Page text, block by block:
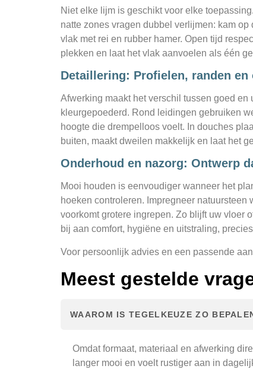
Niet elke lijm is geschikt voor elke
natte zones vragen dubbel verlijmen: kam
vlak met rei en rubber hamer. Open tijd
plekken en laat het vlak aanvoelen als één
Detaillering: Profielen, randen en
Afwerking maakt het verschil tussen goed
kleurgepoederd. Rond leidingen gebruiken
hoogte die drempelloos voelt. In douches
buiten, maakt dweilen makkelijk en laat het
Onderhoud en nazorg: Ontwerp
Mooi houden is eenvoudiger wanneer het
hoeken controleren. Impregneer
voorkomt grotere ingrepen. Zo blijft uw vloer
bij aan comfort, hygiëne en uitstraling,
Voor persoonlijk advies en een passende
Meest gestelde
WAAROM IS TEGELKEUZE ZO
Omdat formaat, materiaal en afwerking
langer mooi en voelt rustiger aan in